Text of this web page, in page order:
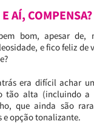
E AÍ, COMPENSA?
bom, apesar de,
e fico feliz de
era difícil achar
tão alta (incluindo a
que ainda são
e opção tonalizante.